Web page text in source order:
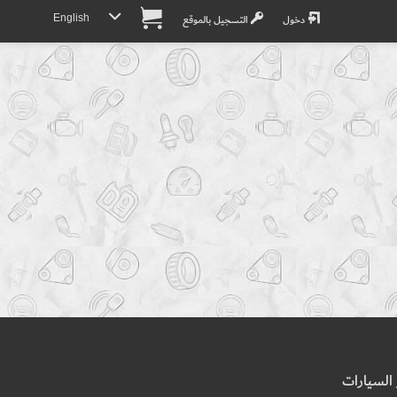
دخول التسجيل بالموقع English